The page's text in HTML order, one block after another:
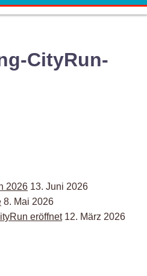
CityRun-
2026 13. Juni 2026
8. Mai 2026
eröffnet 12. März 2026